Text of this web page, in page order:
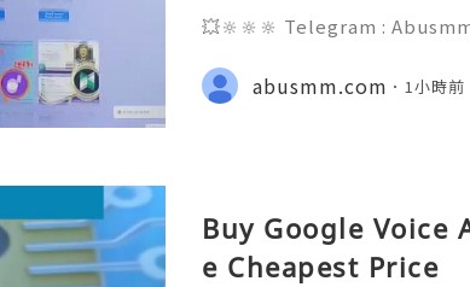
💥🔆🔆🔆 Telegram :
ebook Page : Abusmm
abusmm.com 1小時前
Buy Google Voice
e Cheapest Price